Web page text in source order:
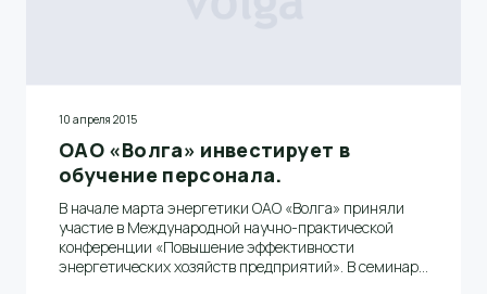
10 апреля 2015
ОАО «Волга» инвестирует в
обучение персонала.
В начале марта энергетики ОАО «Волга» приняли
участие в Международной научно-практической
конференции «Повышение эффективности
энергетических хозяйств предприятий». В семинаре